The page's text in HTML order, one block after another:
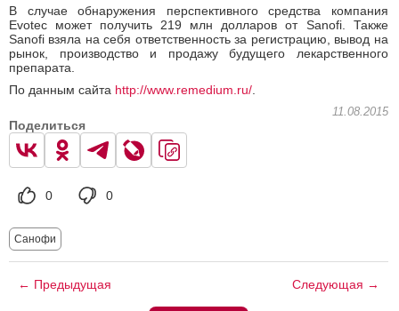
В случае обнаружения перспективного средства компания
Evotec может получить 219 млн долларов от Sanofi. Также
Sanofi взяла на себя ответственность за регистрацию, вывод на
рынок, производство и продажу будущего лекарственного
препарата.
По данным сайта http://www.remedium.ru/
11.08.2015
Поделиться
0 0
Санофи
← Предыдущая Следующая →